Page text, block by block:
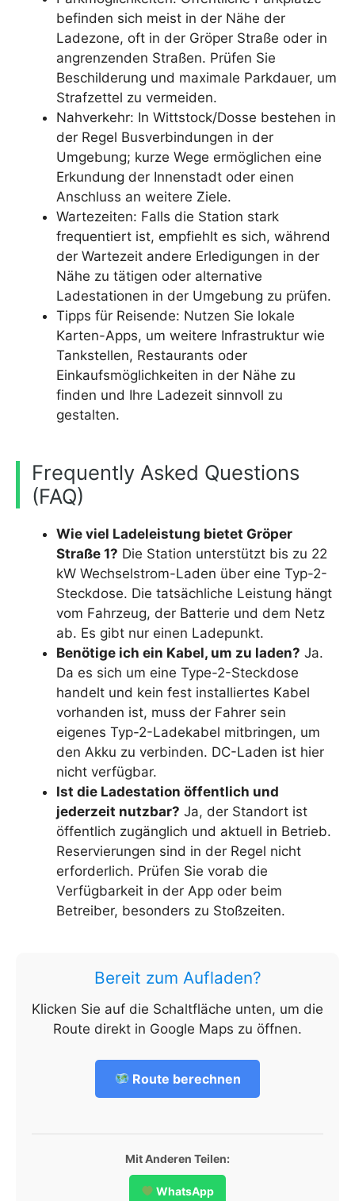
befinden sich meist in der Nähe der
Ladezone, oft in der Gröper Straße oder in
angrenzenden Straßen. Prüfen Sie
Beschilderung und maximale Parkdauer, um
Strafzettel zu vermeiden.
Nahverkehr: In Wittstock/Dosse bestehen in
der Regel Busverbindungen in der
Umgebung; kurze Wege ermöglichen eine
Erkundung der Innenstadt oder einen
Anschluss an weitere Ziele.
Wartezeiten: Falls die Station stark
frequentiert ist, empfiehlt es sich, während
der Wartezeit andere Erledigungen in der
Nähe zu tätigen oder alternative
Ladestationen in der Umgebung zu prüfen.
Tipps für Reisende: Nutzen Sie lokale
Karten-Apps, um weitere Infrastruktur wie
Tankstellen, Restaurants oder
Einkaufsmöglichkeiten in der Nähe zu
finden und Ihre Ladezeit sinnvoll zu
gestalten.
Frequently Asked Questions
(FAQ)
Wie viel Ladeleistung bietet Gröper
Straße 1? Die Station unterstützt bis zu 22
kW Wechselstrom-Laden über eine Typ-2-
Steckdose. Die tatsächliche Leistung hängt
vom Fahrzeug, der Batterie und dem Netz
ab. Es gibt nur einen Ladepunkt.
Benötige ich ein Kabel, um zu laden? Ja.
Da es sich um eine Type-2-Steckdose
handelt und kein fest installiertes Kabel
vorhanden ist, muss der Fahrer sein
eigenes Typ-2-Ladekabel mitbringen, um
den Akku zu verbinden. DC-Laden ist hier
nicht verfügbar.
Ist die Ladestation öffentlich und
jederzeit nutzbar? Ja, der Standort ist
öffentlich zugänglich und aktuell in Betrieb.
Reservierungen sind in der Regel nicht
erforderlich. Prüfen Sie vorab die
Verfügbarkeit in der App oder beim
Betreiber, besonders zu Stoßzeiten.
Bereit zum Aufladen?
Klicken Sie auf die Schaltfläche unten, um die
Route direkt in Google Maps zu öffnen.
Route berechnen
Mit Anderen Teilen:
WhatsApp